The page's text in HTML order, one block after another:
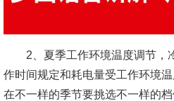
2、夏季工作环境温度调节，
作时间规定和耗电量受工作环境
在不一样的季节要挑选不一样的档